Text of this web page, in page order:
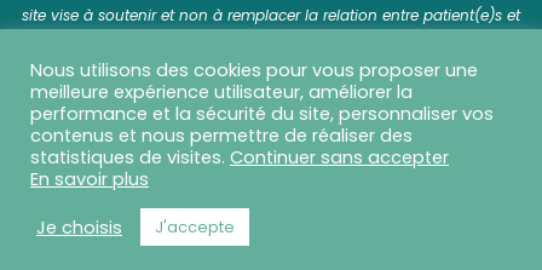
site vise à soutenir et non à remplacer la relation entre patient(e)s et
SED in France © 2026 Tous droits réservés - Réalisation
Capture Communication
- Politique de confidentialité
Nous utilisons des cookies pour vous proposer une
meilleure expérience utilisateur, améliorer la
performance et la sécurité du site, personnaliser vos
contenus et nous permettre de réaliser des
statistiques de visites. Continuer sans accepter
En savoir plus
Je choisis
J'accepte